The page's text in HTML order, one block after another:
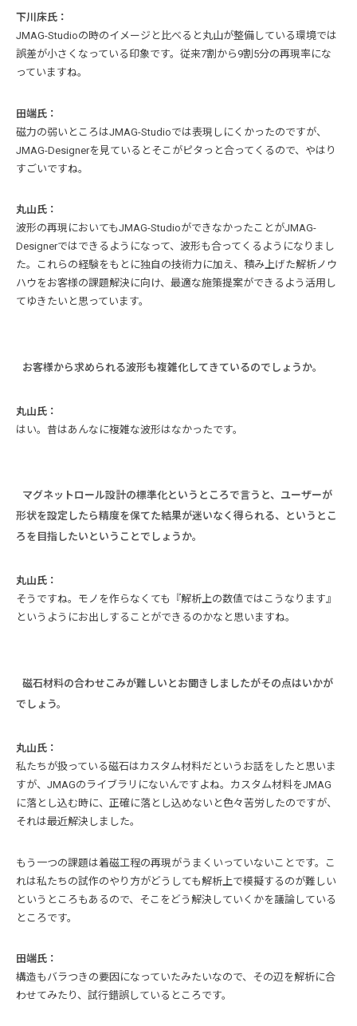
下川床氏：
JMAG-Studioの時のイメージと比べると丸山が整備している環境では
誤差が小さくなっている印象です。従来7割から9割5分の再現率にな
っていますね。
田端氏：
磁力の弱いところはJMAG-Studioでは表現しにくかったのですが、
JMAG-Designerを見ているとそこがピタっと合ってくるので、やはり
すごいですね。
丸山氏：
波形の再現においてもJMAG-StudioができなかったことがJMAG-
Designerではできるようになって、波形も合ってくるようになりまし
た。これらの経験をもとに独自の技術力に加え、積み上げた解析ノウ
ハウをお客様の課題解決に向け、最適な施策提案ができるよう活用し
てゆきたいと思っています。
お客様から求められる波形も複雑化してきているのでしょうか。
丸山氏：
はい。昔はあんなに複雑な波形はなかっ たです。
マグネットロール設計の標準化というところで言うと、ユーザーが
形状を設定したら精度を保てた結果が迷いなく得られる、というとこ
ろを目指したいということでしょうか。
丸山氏：
そうですね。モノを作らなくても『解析上の数値ではこうなります』
というようにお出しすることができるのかなと思いますね。
磁石材料の合わせこみが難しいとお聞きしましたがその点はいかが
でしょう。
丸山氏：
私たちが扱っている磁石はカスタム材料だというお話をしたと思いま
すが、JMAGのライブラリにないんですよね。カスタム材料をJMAG
に落とし込む時に、正確に落とし込めないと色々苦労したのですが、
それは最近解決しました。
もう一つの課題は着磁工程の再現がうまくいっていないことです。こ
れは私たちの試作のやり方がどうしても解析上で模擬するのが難しい
というところもあるので、そこをどう解決していくかを議論している
ところです。
田端氏：
構造もバラつきの要因になっていたみたいなので、その辺を解析に合
わせてみたり、試行錯誤しているところです。